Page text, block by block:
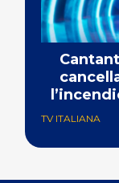
TV ITALIANA